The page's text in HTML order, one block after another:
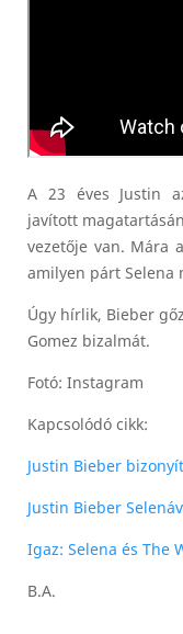
A 23 éves Justin
javított
vezetője van. Mára
amilyen párt Selena
Úgy hírlik, Bieber
Gomez bizalmát.
Fotó: Instagram
Kapcsolódó cikk:
Justin Bieber
Justin Bieber
Igaz: Selena és The
B.A.